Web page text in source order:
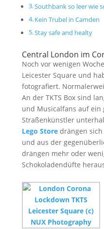
Southbank so leer wie
Kein Trubel in Camden
Stay safe and healty
Central London im
Noch vor wenigen
Leicester Square und
fotografiert.
An der TKTS Box sind
und Musicalfans auf ein
Straßenkünstler
Lego Storedrängen sich
und aus der
drängen mehr oder
Schokoladendüfte